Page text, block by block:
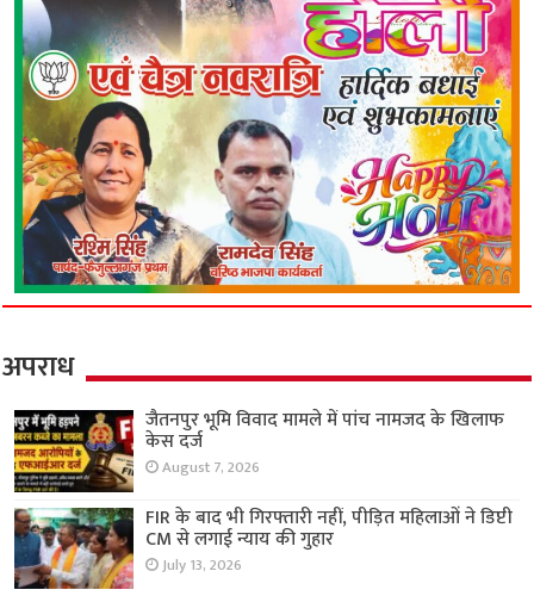
अपराध
जैतनपुर भूमि विवाद मामले में पांच नामजद के खिलाफ
केस दर्ज
August 7, 2026
FIR के बाद भी गिरफ्तारी नहीं, पीड़ित महिलाओं ने डिप्टी
CM से लगाई न्याय की गुहार
July 13, 2026